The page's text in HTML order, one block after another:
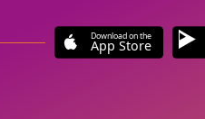
Download on the
App Store